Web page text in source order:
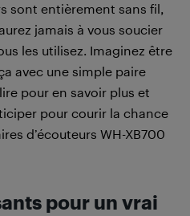
sont entièrement sans fil,
jamais à vous soucier
les utilisez. Imaginez être
avec une simple paire
pour en savoir plus et
pour courir la chance
d’écouteurs WH-XB700
pour un vrai